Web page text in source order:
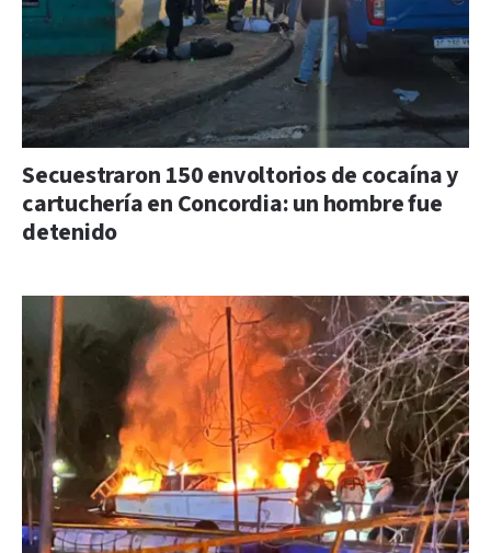
Secuestraron 150 envoltorios de cocaína y
cartuchería en Concordia: un hombre fue
detenido